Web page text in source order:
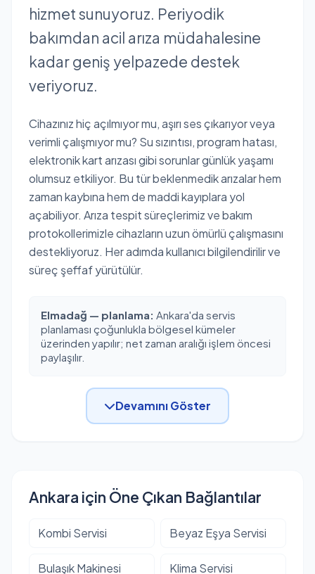
hizmet sunuyoruz. Periyodik
bakımdan acil arıza müdahalesine
kadar geniş yelpazede destek
veriyoruz.
Cihazınız hiç açılmıyor mu, aşırı ses çıkarıyor veya
verimli çalışmıyor mu? Su sızıntısı, program hatası,
elektronik kart arızası gibi sorunlar günlük yaşamı
olumsuz etkiliyor. Bu tür beklenmedik arızalar hem
zaman kaybına hem de maddi kayıplara yol
açabiliyor. Arıza tespit süreçlerimiz ve bakım
protokollerimizle cihazların uzun ömürlü çalışmasını
destekliyoruz. Her adımda kullanıcı bilgilendirilir ve
süreç şeffaf yürütülür.
Elmadağ — planlama: Ankara'da servis
planlaması çoğunlukla bölgesel kümeler
üzerinden yapılır; net zaman aralığı işlem öncesi
paylaşılır.
Devamını Göster
Ankara için Öne Çıkan Bağlantılar
Kombi Servisi Beyaz Eşya Servisi
Bulaşık Makinesi Klima Servisi